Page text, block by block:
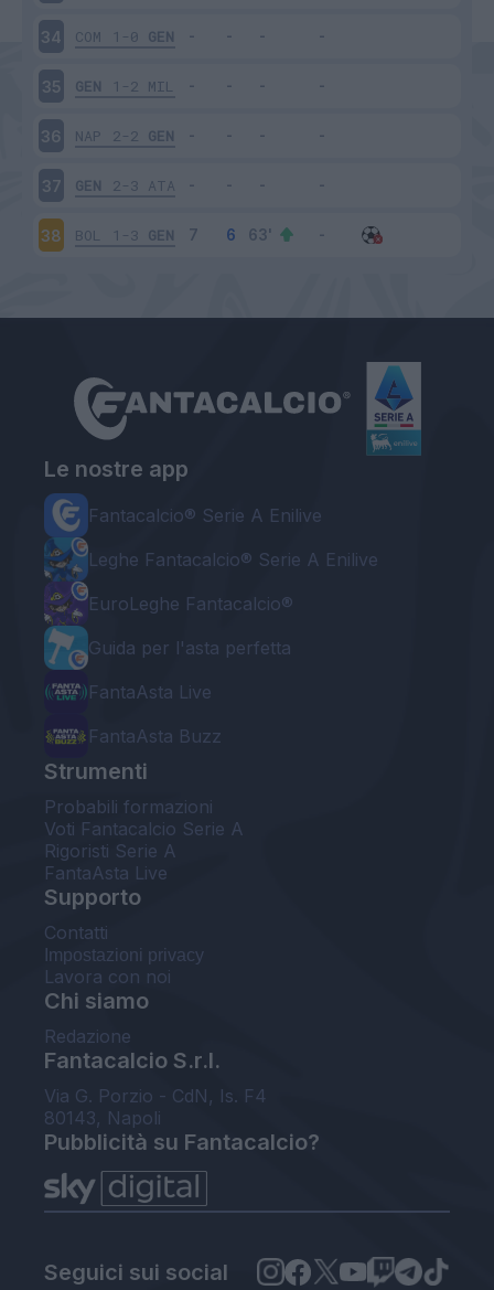
34 COM 1-0 GEN
35 GEN 1-2 MIL
36 NAP 2-2 GEN
37 GEN 2-3 ATA
38 BOL 1-3 GEN
Le nostre app
Fantacalcio® Serie A Enilive
Leghe Fantacalcio® Serie A Enilive
EuroLeghe Fantacalcio®
Guida per l'asta perfetta
FantaAsta Live
FantaAsta Buzz
Strumenti
Probabili formazioni
Voti Fantacalcio Serie A
Rigoristi Serie A
FantaAsta Live
Supporto
Contatti
Impostazioni privacy
Lavora con noi
Chi siamo
Redazione
Fantacalcio S.r.l.
Via G. Porzio - CdN, Is. F4
80143, Napoli
Pubblicità su Fantacalcio?
Seguici sui social